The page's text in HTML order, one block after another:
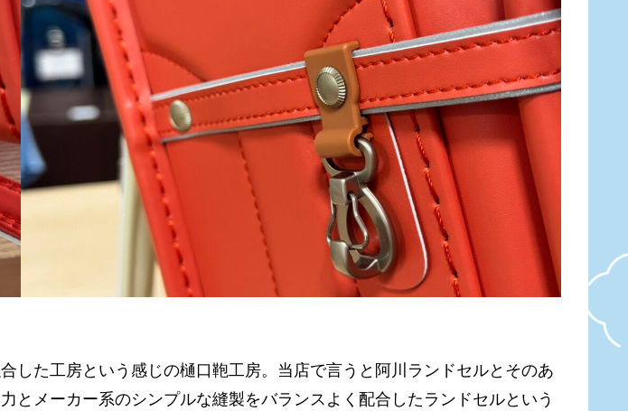
した工房という感じの樋口鞄工房。当店で言うと阿川ランドセルとそのあ
メーカー系のシンプルな縫製をバランスよく配合したランドセルという